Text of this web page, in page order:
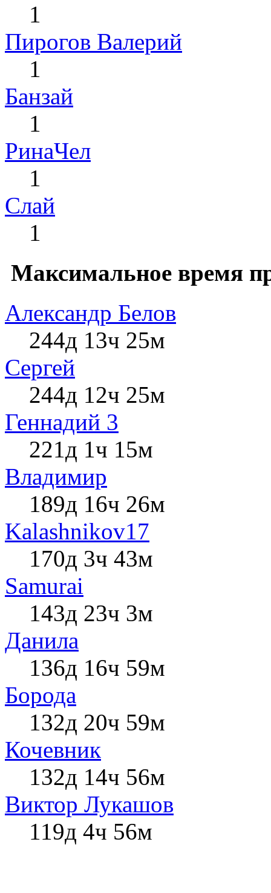
1
Пирогов Валерий
1
Банзай
1
РинаЧел
1
Слай
1
Максимальное время
Александр Белов
244д 13ч 25м
Сергей
244д 12ч 25м
Геннадий 3
221д 1ч 15м
Влaдимир
189д 16ч 26м
Kalashnikov17
170д 3ч 43м
Samurai
143д 23ч 3м
Данила
136д 16ч 59м
Борода
132д 20ч 59м
Кочевник
132д 14ч 56м
Виктор Лукашов
119д 4ч 56м